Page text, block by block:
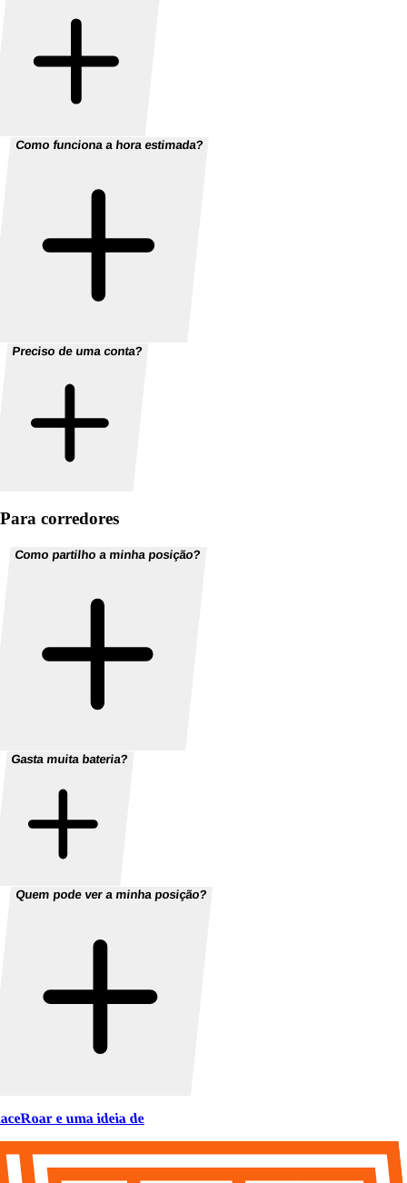
Como funciona a hora estimada?
Preciso de uma conta?
Para corredores
Como partilho a minha posição?
Gasta muita bateria?
Quem pode ver a minha posição?
e uma ideia de